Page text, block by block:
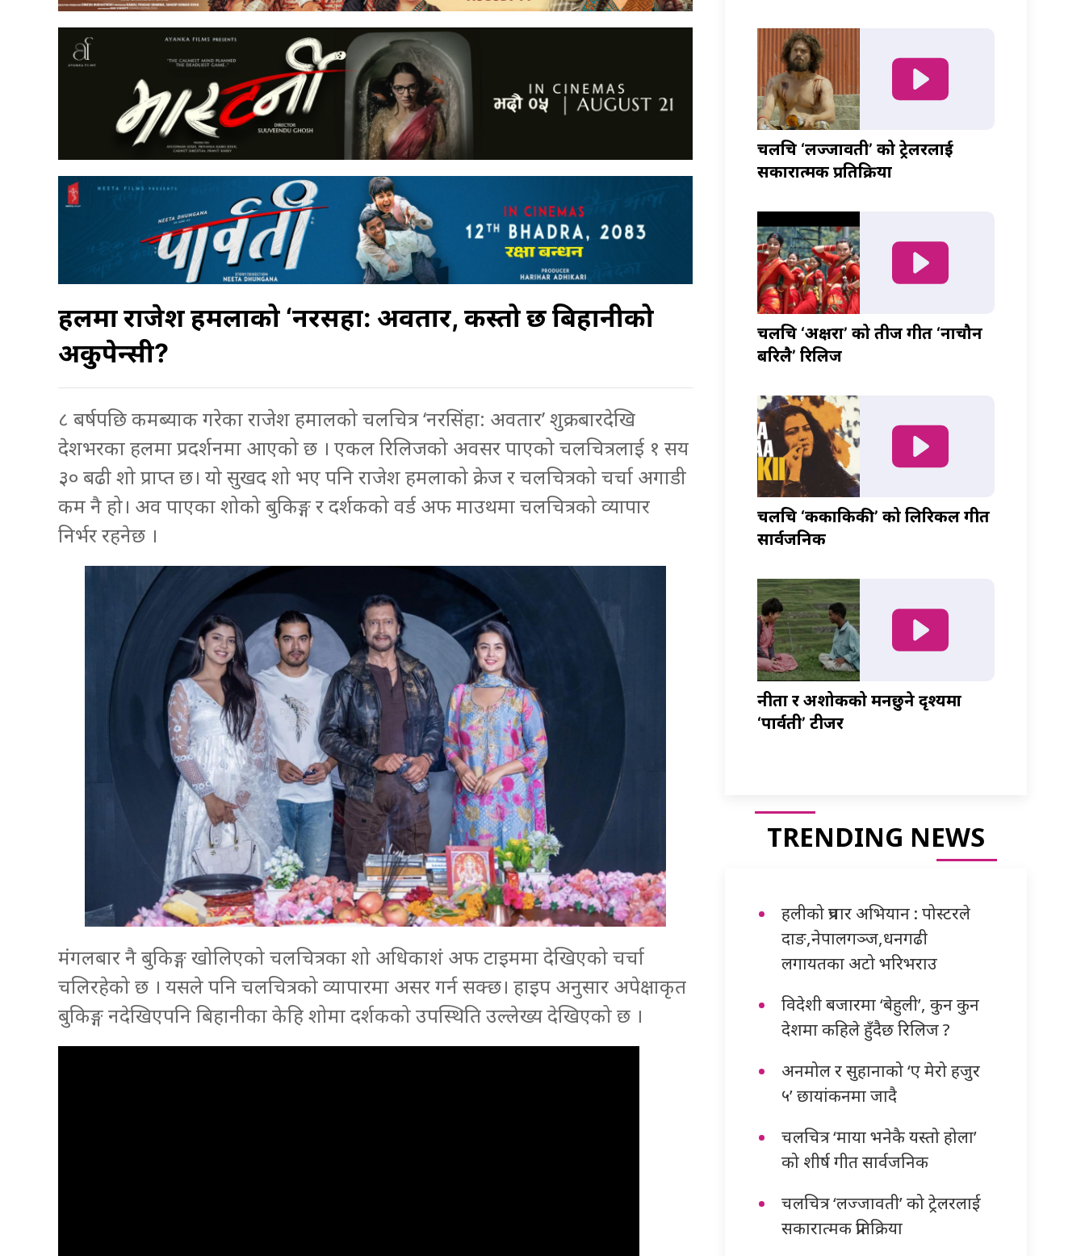
हलमा राजेश हमलाको ‘नरसिंहा: अवतार, कस्तो छ बिहानीको
अकुपेन्सी?
८ बर्षपछि कमब्याक गरेका राजेश हमालको चलचित्र ‘नरसिंहा: अवतार’ शुक्रबारदेखि
देशभरका हलमा प्रदर्शनमा आएको छ । एकल रिलिजको अवसर पाएको चलचित्रलाई १ सय
३० बढी शो प्राप्त छ। यो सुखद शो भए पनि राजेश हमलाको क्रेज र चलचित्रको चर्चा अगाडी
कम नै हो। अव पाएका शोको बुकिङ्ग र दर्शकको वर्ड अफ माउथमा चलचित्रको व्यापार
निर्भर रहनेछ ।
मंगलबार नै बुकिङ्ग खोलिएको चलचित्रका शो अधिकाशं अफ टाइममा देखिएको चर्चा
चलिरहेको छ । यसले पनि चलचित्रको व्यापारमा असर गर्न सक्छ। हाइप अनुसार अपेक्षाकृत
बुकिङ्ग नदेखिएपनि बिहानीका केहि शोमा दर्शकको उपस्थिति उल्लेख्य देखिएको छ ।
चलचित्र ‘लज्जावती’ को ट्रेलरलाई
सकारात्मक प्रतिक्रिया
चलचित्र ‘अक्षरा’ को तीज गीत ‘नाचौन
बरिलै’ रिलिज
चलचित्र ‘ककाकिकी’ को लिरिकल गीत
सार्वजनिक
नीता र अशोकको मनछुने दृश्यमा
‘पार्वती’ टीजर
TRENDING NEWS
हलीको प्रचार अभियान : पोस्टरले
दाङ,नेपालगञ्ज,धनगढी
लगायतका अटो भरिभराउ
विदेशी बजारमा ‘बेहुली’, कुन कुन
देशमा कहिले हुँदैछ रिलिज ?
अनमोल र सुहानाको ‘ए मेरो हजुर
५’ छायांकनमा जादै
चलचित्र ‘माया भनेकै यस्तो होला’
को शीर्ष गीत सार्वजनिक
चलचित्र ‘लज्जावती’ को ट्रेलरलाई
सकारात्मक प्रतिक्रिया